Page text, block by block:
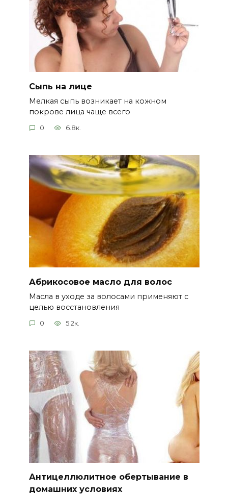
Сыпь на лице
Мелкая сыпь возникает на кожном
покрове лица чаще всего
0 6.8к.
Абрикосовое масло для волос
Масла в уходе за волосами применяют с
целью восстановления
0 5.2к.
Антицеллюлитное обертывание в
домашних условиях